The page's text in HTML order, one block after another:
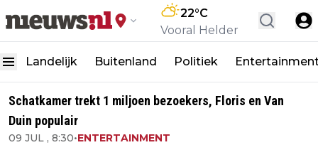
22°C
Vooral Helder
Landelijk Buitenland Politiek
Schatkamer trekt 1 miljoen bezoekers, Floris en Van
Duin populair
09 JUL , 8:30•ENTERTAINMENT